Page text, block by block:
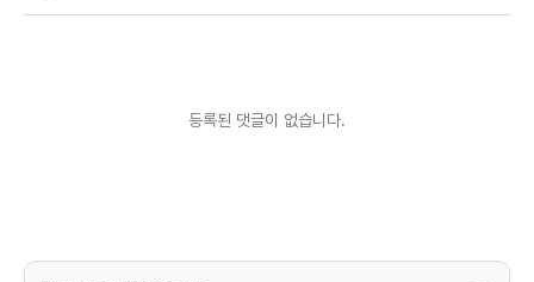
등록된 댓글이 없습니다.